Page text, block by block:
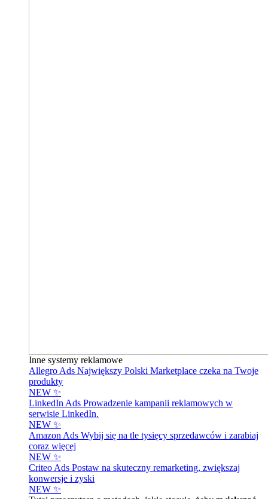
Inne systemy reklamowe
Allegro Ads Największy Polski Marketplace czeka na Twoje
produkty
NEW ✨
LinkedIn Ads Prowadzenie kampanii reklamowych w
serwisie LinkedIn.
NEW ✨
Amazon Ads Wybij się na tle tysięcy sprzedawców i zarabiaj
coraz więcej
NEW ✨
Criteo Ads Postaw na skuteczny remarketing, zwiększaj
konwersje i zyski
NEW ✨